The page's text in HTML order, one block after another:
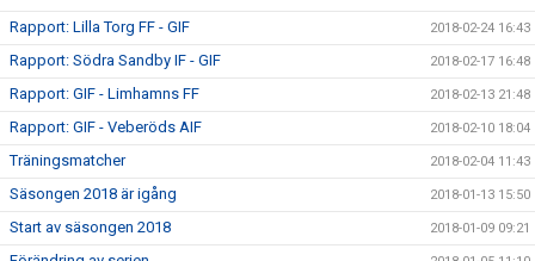
Rapport: Lilla Torg FF - GIF 2018-02-24 16:43
Rapport: Södra Sandby IF - GIF 2018-02-17 16:48
Rapport: GIF - Limhamns FF 2018-02-13 21:48
Rapport: GIF - Veberöds AIF 2018-02-10 18:04
Träningsmatcher 2018-02-04 11:43
Säsongen 2018 är igång 2018-01-13 15:50
Start av säsongen 2018 2018-01-09 09:21